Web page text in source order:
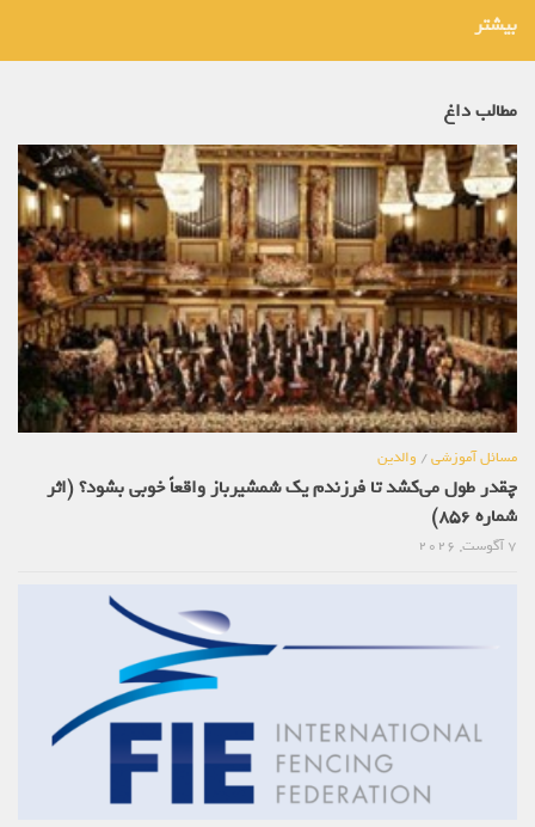
بیشتر
مطالب داغ
مسائل آموزشی/والدین
چقدر طول می‌کشد تا فرزندم یک شمشیرباز واقعاً خوبی بشود؟ (اثر
شماره 856)